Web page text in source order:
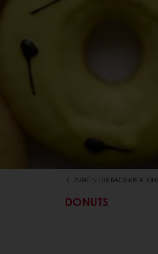
ZUTATEN FÜR BACK-
DONUTS